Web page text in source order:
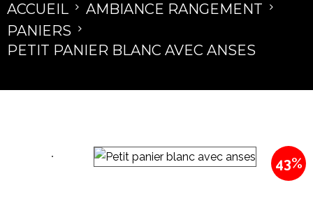
ACCUEIL
AMBIANCE RANGEMENT
PANIERS
PETIT PANIER BLANC AVEC ANSES
43%